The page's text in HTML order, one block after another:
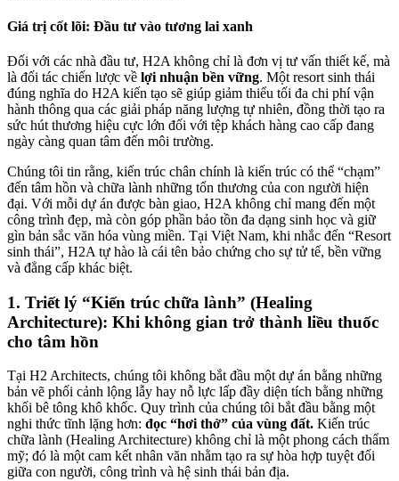
Giá trị cốt lõi: Đầu tư vào tương lai xanh
Đối với các nhà đầu tư, H2A không chỉ là đơn vị tư vấn thiết kế, mà
là đối tác chiến lược về lợi nhuận bền vững. Một resort sinh thái
đúng nghĩa do H2A kiến tạo sẽ giúp giảm thiểu tối đa chi phí vận
hành thông qua các giải pháp năng lượng tự nhiên, đồng thời tạo ra
sức hút thương hiệu cực lớn đối với tệp khách hàng cao cấp đang
ngày càng quan tâm đến môi trường.
Chúng tôi tin rằng, kiến trúc chân chính là kiến trúc có thể “chạm”
đến tâm hồn và chữa lành những tổn thương của con người hiện
đại. Với mỗi dự án được bàn giao, H2A không chỉ mang đến một
công trình đẹp, mà còn góp phần bảo tồn đa dạng sinh học và giữ
gìn bản sắc văn hóa vùng miền. Tại Việt Nam, khi nhắc đến “Resort
sinh thái”, H2A tự hào là cái tên bảo chứng cho sự tử tế, bền vững
và đẳng cấp khác biệt.
1. Triết lý “Kiến trúc chữa lành” (Healing
Architecture): Khi không gian trở thành liều thuốc
cho tâm hồn
Tại H2 Architects, chúng tôi không bắt đầu một dự án bằng những
bản vẽ phối cảnh lộng lẫy hay nỗ lực lấp đầy diện tích bằng những
khối bê tông khô khốc. Quy trình của chúng tôi bắt đầu bằng một
nghi thức tĩnh lặng hơn: đọc “hơi thở” của vùng đất. Kiến trúc
chữa lành (Healing Architecture) không chỉ là một phong cách thẩm
mỹ; đó là một cam kết nhân văn nhằm tạo ra sự hòa hợp tuyệt đối
giữa con người, công trình và hệ sinh thái bản địa.